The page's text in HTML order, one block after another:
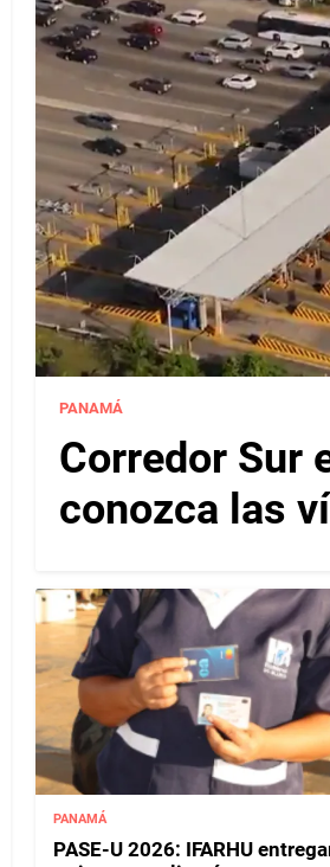
PANAMÁ
Corredor Sur
conozca las
PANAMÁ
PASE-U 2026: IFARHU